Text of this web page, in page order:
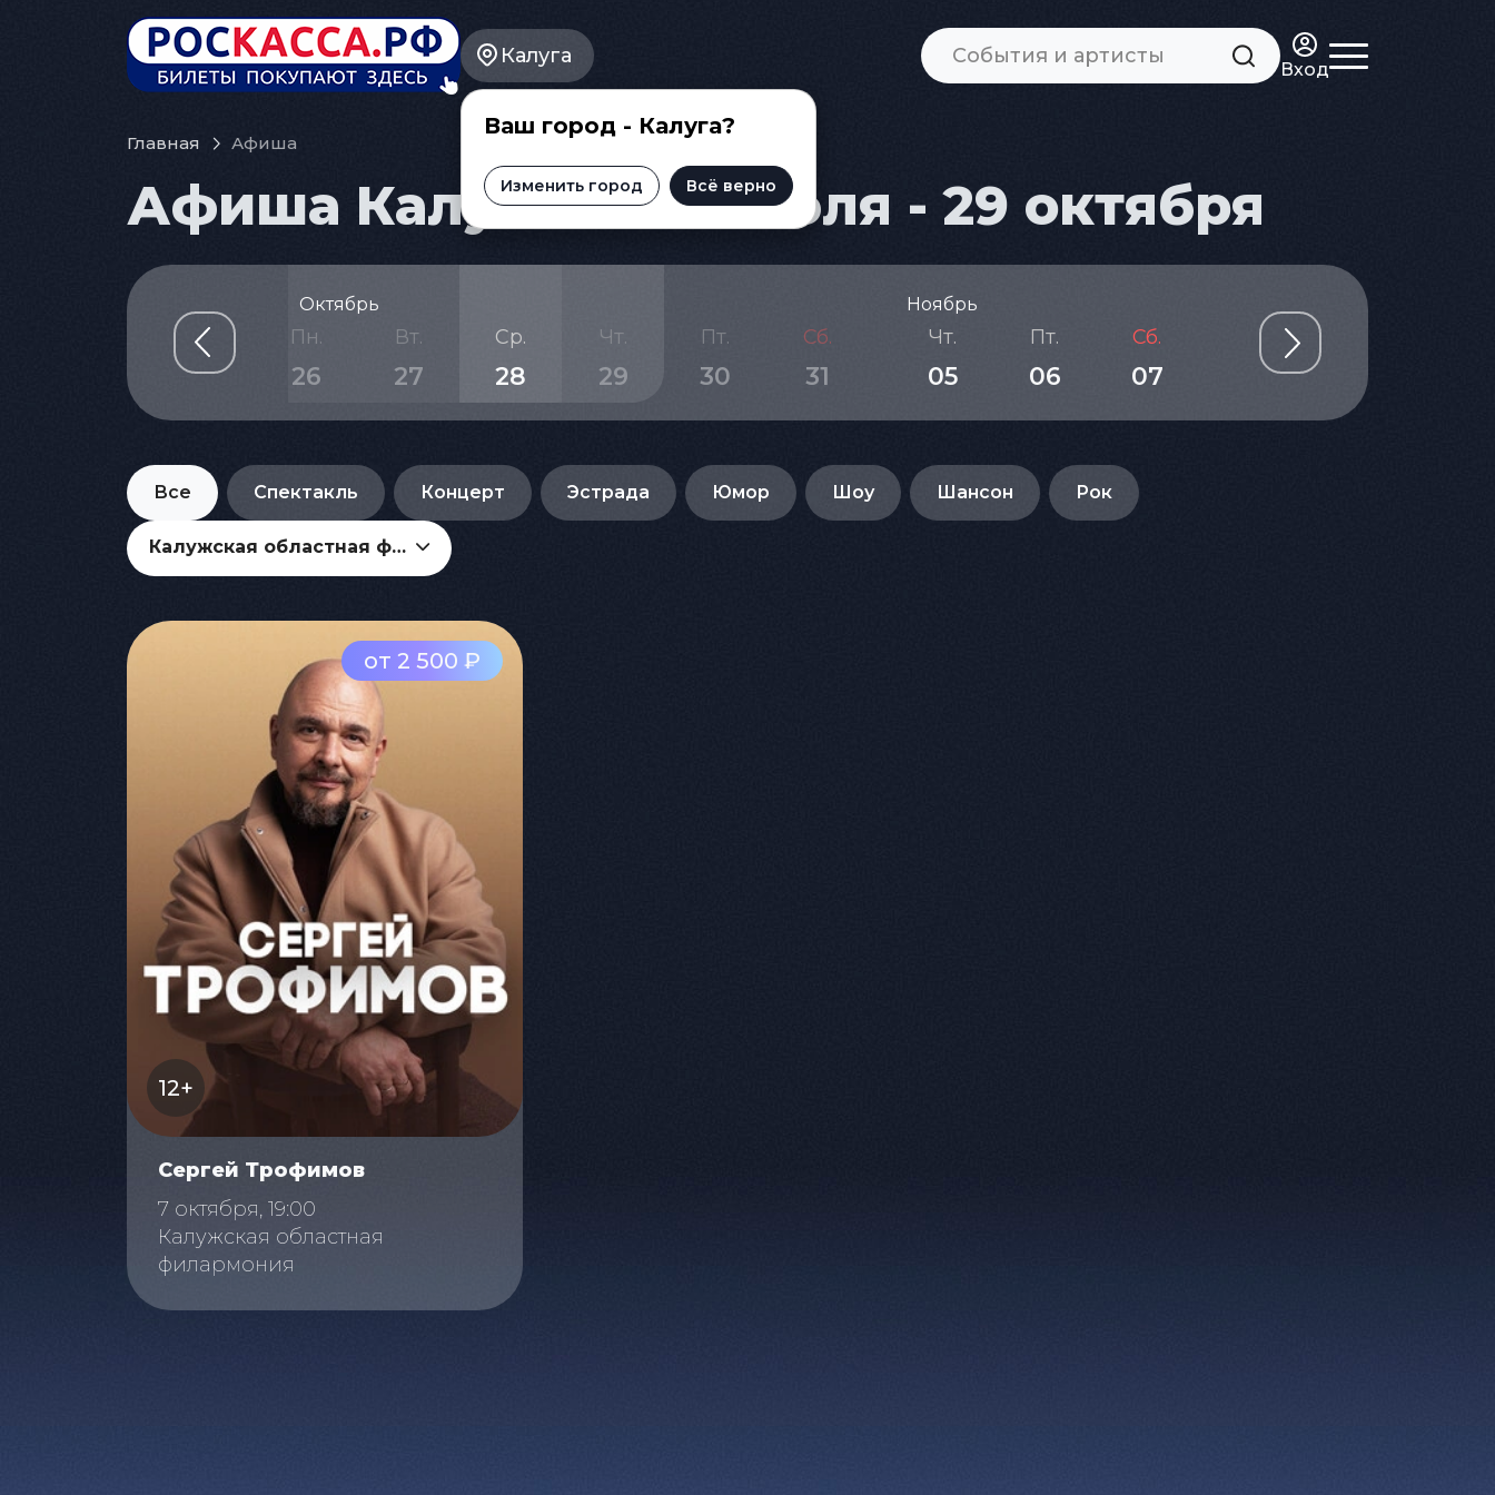
Калуга
Ваш город - Калуга?
Изменить город Всё верно
Вход
Главная Афиша
Афиша Калуги на 31 июля - 29 октября
Октябрь
Вс.
25
Пн.
26
Вт.
27
Ср.
28
Чт.
29
Пт.
30
Сб.
31
Ноябрь
Чт.
05
Пт.
06
Сб.
07
Вс.
08 09
Все Спектакль Концерт Эстрада Юмор Шоу Шансон Рок
Калужская областная филармония
от 2 500 ₽
12+
Сергей Трофимов
7 октября, 19:00
Калужская областная
филармония